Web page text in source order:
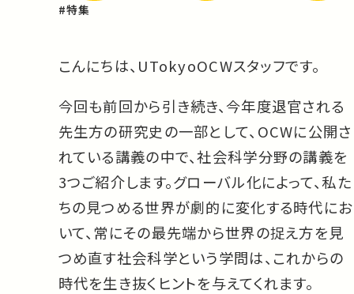
#特集
こんにちは、UTokyoOCWスタッフです。
今回も前回から引き続き、今年度退官される
先生方の研究史の一部として、OCWに公開さ
れている講義の中で、社会科学分野の講義を
3つご紹介します。グローバル化によって、私た
ちの見つめる世界が劇的に変化する時代にお
いて、常にその最先端から世界の捉え方を見
つめ直す社会科学という学問は、これからの
時代を生き抜くヒントを与えてくれます。